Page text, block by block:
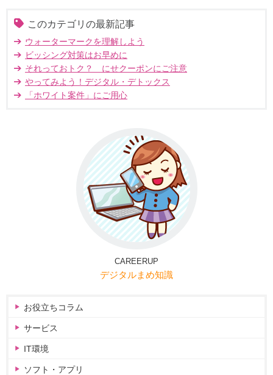
このカテゴリの最新記事
ウォーターマークを理解しよう
ビッシング対策はお早めに
それっておトク？ にせクーポンにご注意
やってみよう！デジタル・デトックス
「ホワイト案件」にご用心
CAREERUP
デジタルまめ知識
お役立ちコラム
サービス
IT環境
ソフト・アプリ